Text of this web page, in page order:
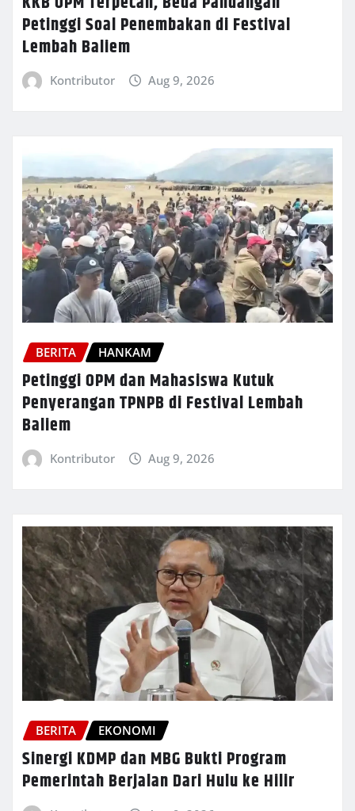
Petinggi Soal Penembakan di Festival
Lembah Baliem
Kontributor Aug 9, 2026
BERITA HANKAM
Petinggi OPM dan Mahasiswa Kutuk
Penyerangan TPNPB di Festival Lembah
Baliem
Kontributor Aug 9, 2026
BERITA EKONOMI
Sinergi KDMP dan MBG Bukti Program
Pemerintah Berjalan Dari Hulu ke Hilir